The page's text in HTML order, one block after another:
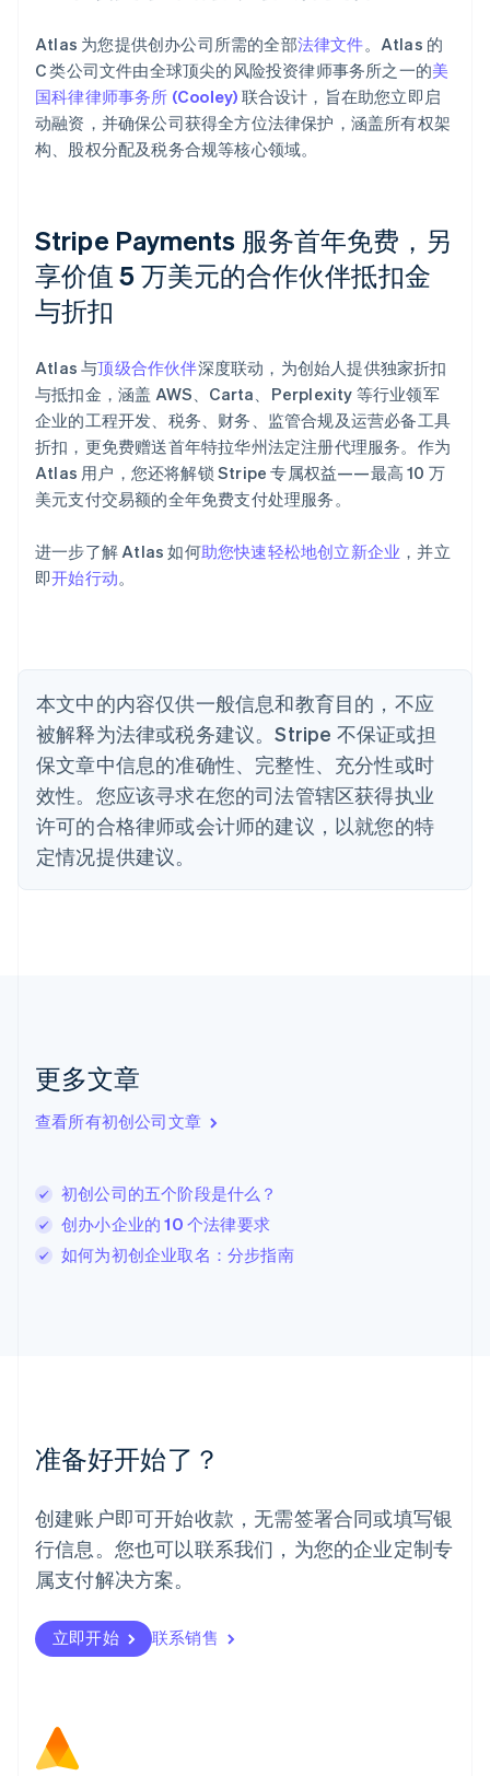
Atlas 为您提供创办公司所需的全部法律文件。Atlas 的
C 类公司文件由全球顶尖的风险投资律师事务所之一的美
国科律律师事务所 (Cooley) 联合设计，旨在助您立即启
动融资，并确保公司获得全方位法律保护，涵盖所有权架
构、股权分配及税务合规等核心领域。
Stripe Payments 服务首年免费，另
享价值 5 万美元的合作伙伴抵扣金
与折扣
Atlas 与顶级合作伙伴深度联动，为创始人提供独家折扣
与抵扣金，涵盖 AWS、Carta、Perplexity 等行业领军
企业的工程开发、税务、财务、监管合规及运营必备工具
折扣，更免费赠送首年特拉华州法定注册代理服务。作为
Atlas 用户，您还将解锁 Stripe 专属权益——最高 10 万
美元支付交易额的全年免费支付处理服务。
进一步了解 Atlas 如何助您快速轻松地创立新企业 ，并立
即开始行动。
本文中的内容仅供一般信息和教育目的，不应
被解释为法律或税务建议。Stripe 不保证或担
保文章中信息的准确性、完整性、充分性或时
效性。您应该寻求在您的司法管辖区获得执业
许可的合格律师或会计师的建议，以就您的特
定情况提供建议。
更多文章
查看所有初创公司文章
初创公司的五个阶段是什么？
创办小企业的 10 个法律要求
如何为初创企业取名：分步指南
准备好开始了？
创建账户即可开始收款，无需签署合同或填写银
行信息。您也可以联系我们，为您的企业定制专
属支付解决方案。
立即开始 联系销售
阿联酋
English
English
爱沙尼亚
English
奥地利
DeutschEnglish
澳大利亚
English
PortuguêsEnglish
保加利亚
English
丹麦
德国
DeutschEnglish
法国
FrançaisEnglish
芬兰
EnglishSvenska
English
English
卢森堡
罗马尼亚
English
挪威
葡萄牙
Português English
日本
日本語English
瑞典
瑞士
DeutschFrançais
English
斯洛文尼亚